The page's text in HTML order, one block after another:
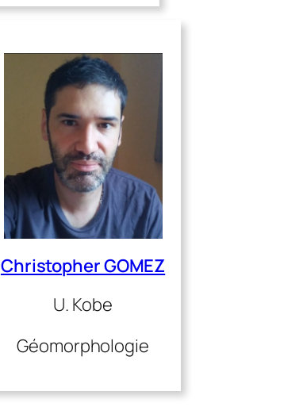
Christopher GOMEZ
U. Kobe
Géomorphologie